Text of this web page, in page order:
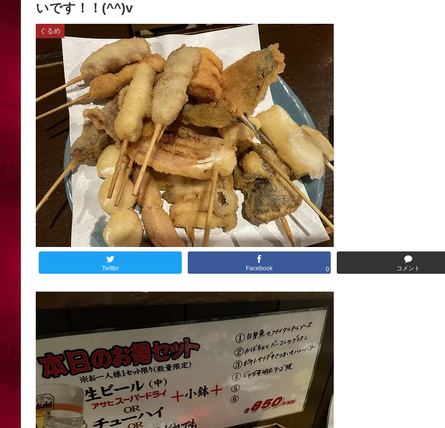
いです！！(^^)v
ぐるめ
Twitter Facebook 0 コメント